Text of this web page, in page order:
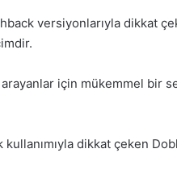
versiyonlarıyla dikkat
için mükemmel bir
dikkat çeken